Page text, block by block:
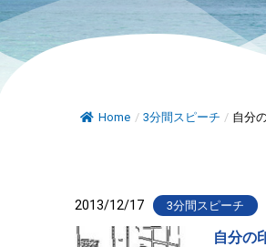
Home / 3分間スピーチ / 自分
2013/12/17 3分間スピーチ
自分の